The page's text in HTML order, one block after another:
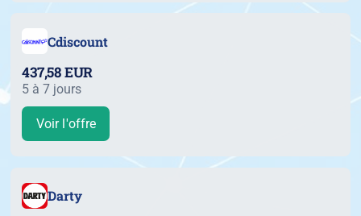
Cdiscount
437,58 EUR
5 à 7 jours
Voir l'offre
Darty